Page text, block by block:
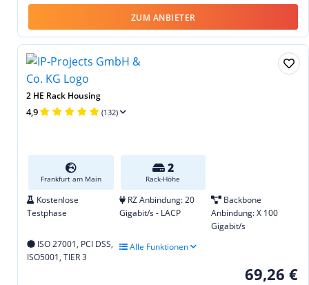
ZUM ANBIETER
2 HE Rack Housing
4,9 (132)
Frankfurt am Main
2
Rack-Höhe
Kostenlose
Testphase
RZ Anbindung: 20
Gigabit/s - LACP
Backbone
Anbindung: X 100
Gigabit/s
ISO 27001, PCI DSS,
ISO5001, TIER 3
Alle Funktionen
69,26 €